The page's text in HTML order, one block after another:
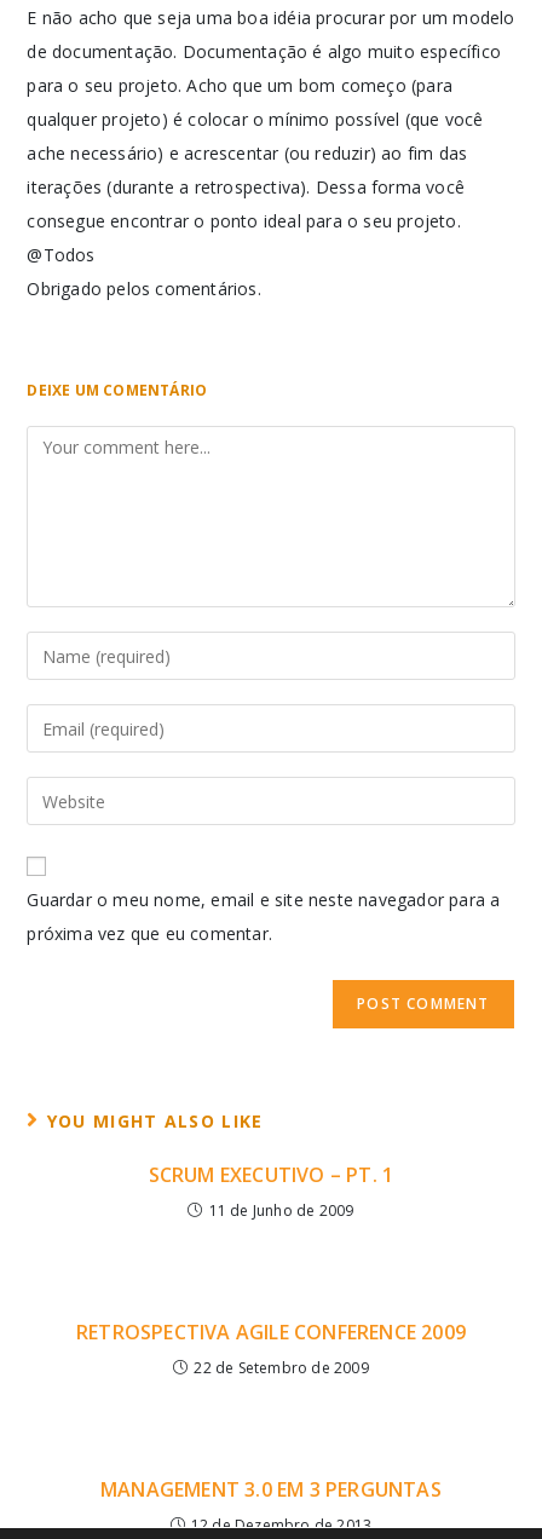
E não acho que seja uma boa idéia procurar por um modelo
de documentação. Documentação é algo muito específico
para o seu projeto. Acho que um bom começo (para
qualquer projeto) é colocar o mínimo possível (que você
ache necessário) e acrescentar (ou reduzir) ao fim das
iterações (durante a retrospectiva). Dessa forma você
consegue encontrar o ponto ideal para o seu projeto.
@Todos
Obrigado pelos comentários.
DEIXE UM COMENTÁRIO
Guardar o meu nome, email e site neste navegador para a
próxima vez que eu comentar.
YOU MIGHT ALSO LIKE
SCRUM EXECUTIVO – PT. 1
11 de Junho de 2009
RETROSPECTIVA AGILE CONFERENCE 2009
22 de Setembro de 2009
MANAGEMENT 3.0 EM 3 PERGUNTAS
12 de Dezembro de 2013